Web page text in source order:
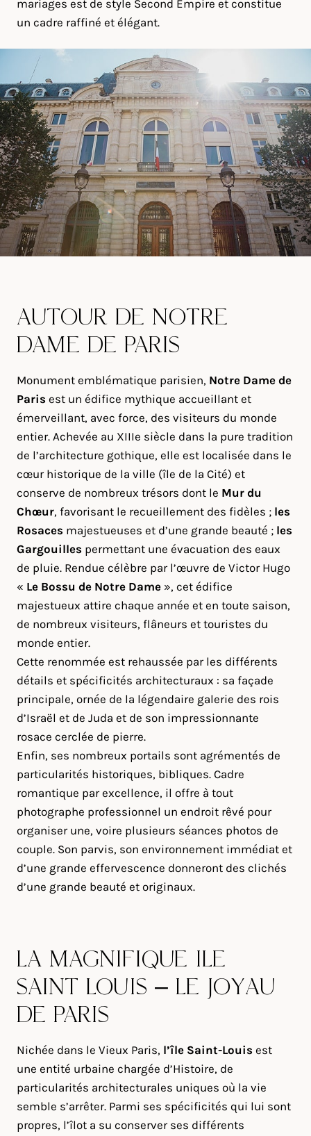
mariages est de style Second Empire et constitue
un cadre raffiné et élégant.
AUTOUR DE NOTRE
DAME DE PARIS
Monument emblématique parisien, Notre Dame de
Paris est un édifice mythique accueillant et
émerveillant, avec force, des visiteurs du monde
entier. Achevée au XIIIe siècle dans la pure tradition
de l’architecture gothique, elle est localisée dans le
cœur historique de la ville (île de la Cité) et
conserve de nombreux trésors dont le Mur du
Chœur, favorisant le recueillement des fidèles ; les
Rosaces majestueuses et d’une grande beauté ; les
Gargouilles permettant une évacuation des eaux
de pluie. Rendue célèbre par l’œuvre de Victor Hugo
« Le Bossu de Notre Dame », cet édifice
majestueux attire chaque année et en toute saison,
de nombreux visiteurs, flâneurs et touristes du
monde entier.
Cette renommée est rehaussée par les différents
détails et spécificités architecturaux : sa façade
principale, ornée de la légendaire galerie des rois
d’Israël et de Juda et de son impressionnante
rosace cerclée de pierre.
Enfin, ses nombreux portails sont agrémentés de
particularités historiques, bibliques. Cadre
romantique par excellence, il offre à tout
photographe professionnel un endroit rêvé pour
organiser une, voire plusieurs séances photos de
couple. Son parvis, son environnement immédiat et
d’une grande effervescence donneront des clichés
d’une grande beauté et originaux.
LA MAGNIFIQUE ÎLE
SAINT LOUIS – LE JOYAU
DE PARIS
Nichée dans le Vieux Paris, l’île Saint-Louis est
une entité urbaine chargée d’Histoire, de
particularités architecturales uniques où la vie
semble s’arrêter. Parmi ses spécificités qui lui sont
propres, l’îlot a su conserver ses différents